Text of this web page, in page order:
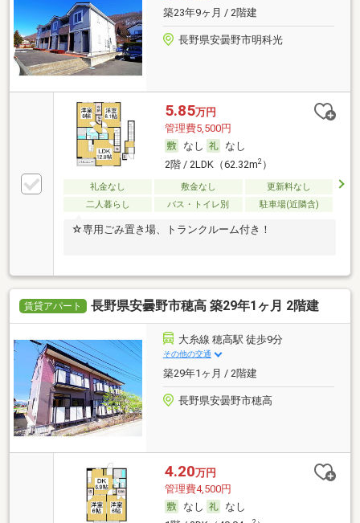
築23年9ヶ月 / 2階建
長野県安曇野市明科光
5.85万円
管理費5,500円
なし
なし
2階 / 2LDK（62.32m2）
礼金なし 敷金なし
更新料なし
二人暮らし
バス・トイレ別 駐車場(近隣含)
☆専用ごみ置き場、トランクルーム付き！
賃貸アパート 長野県安曇野市穂高 築29年1ヶ月 2階建
大糸線 穂高駅 徒歩9分
その他の交通
築29年1ヶ月 / 2階建
長野県安曇野市穂高
4.20万円
管理費4,500円
なし
なし